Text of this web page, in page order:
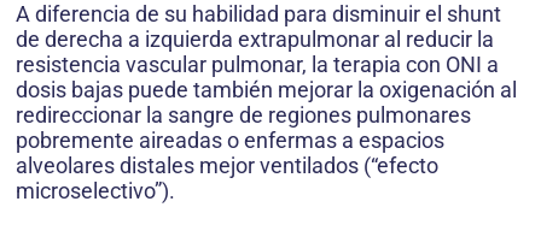
A diferencia de su habilidad para disminuir el shunt
de derecha a izquierda extrapulmonar al reducir la
resistencia vascular pulmonar, la terapia con ONI a
dosis bajas puede también mejorar la oxigenación al
redireccionar la sangre de regiones pulmonares
pobremente aireadas o enfermas a espacios
alveolares distales mejor ventilados (“efecto
microselectivo”).